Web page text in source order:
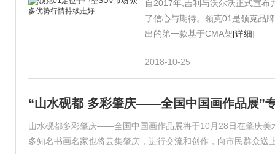
自2017年,吉利与沃尔沃正式宣
了信心与期待。领克01是领克品
出的第一款基于CMA架[详细]
2018-10-25
“山水砚都 多彩肇庆——全国中国画作品展”
山水砚都多彩肇庆——全国中国画作品展将于10月28日在肇庆
多知名书画名家也将云集肇庆，进行交流和创作，向市民群众送